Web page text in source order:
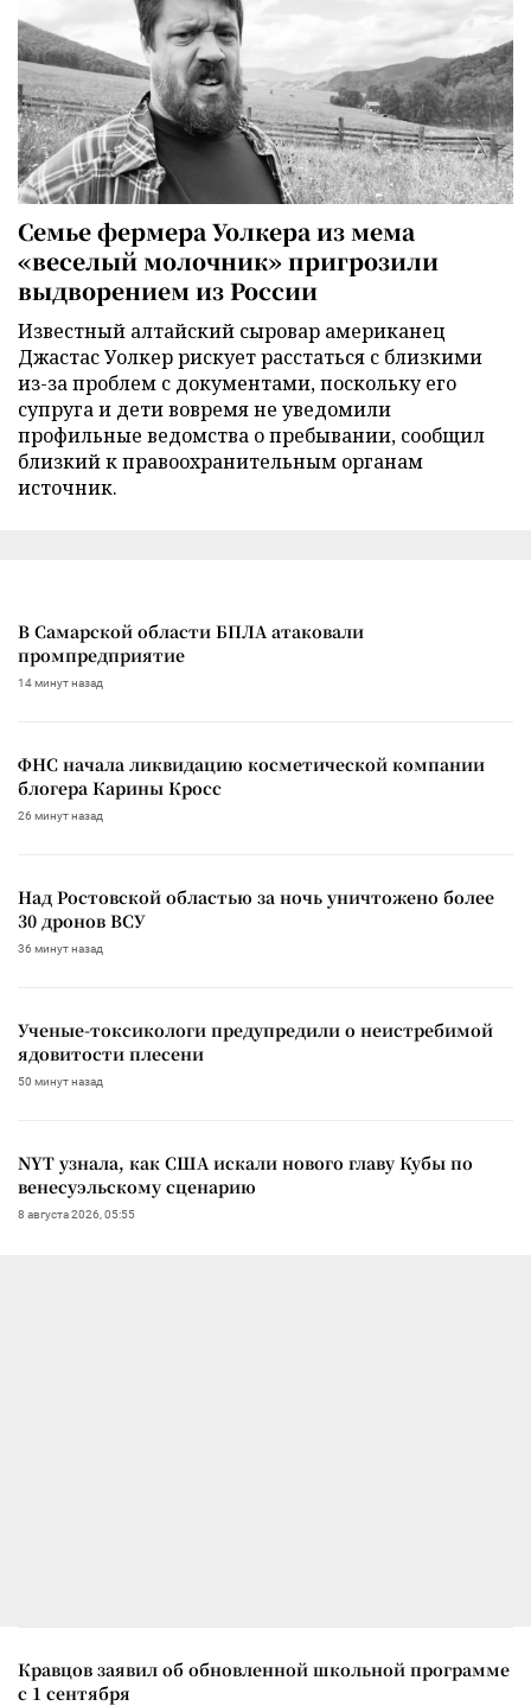
Семье фермера Уолкера из мема
«веселый молочник» пригрозили
выдворением из России
Известный алтайский сыровар американец
Джастас Уолкер рискует расстаться с близкими
из-за проблем с документами, поскольку его
супруга и дети вовремя не уведомили
профильные ведомства о пребывании, сообщил
близкий к правоохранительным органам
источник.
В Самарской области БПЛА атаковали
промпредприятие
14 минут назад
ФНС начала ликвидацию косметической компании
блогера Карины Кросс
26 минут назад
Над Ростовской областью за ночь уничтожено более
30 дронов ВСУ
36 минут назад
Ученые-токсикологи предупредили о неистребимой
ядовитости плесени
50 минут назад
NYT узнала, как США искали нового главу Кубы по
венесуэльскому сценарию
8 августа 2026, 05:55
Кравцов заявил об обновленной школьной программе
с 1 сентября